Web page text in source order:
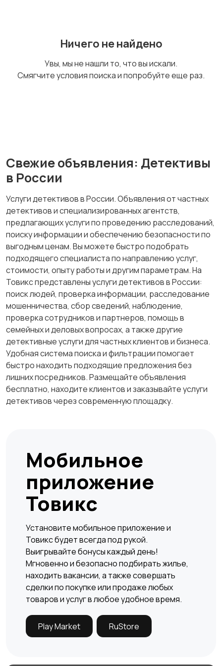
Ничего не найдено
Увы, мы не нашли то, что вы искали.
Смягчите условия поиска и попробуйте еще раз.
Свежие объявления: Детективы
в России
Услуги детективов в России. Объявления от частных
детективов и специализированных агентств,
предлагающих услуги по проведению расследований,
поиску информации и обеспечению безопасности по
выгодным ценам. Вы можете быстро подобрать
подходящего специалиста по направлению услуг,
стоимости, опыту работы и другим параметрам. На
Товикс представлены услуги детективов в России:
поиск людей, проверка информации, расследование
мошенничества, сбор сведений, наблюдение,
проверка сотрудников и партнеров, помощь в
семейных и деловых вопросах, а также другие
детективные услуги для частных клиентов и бизнеса.
Удобная система поиска и фильтрации помогает
быстро находить подходящие предложения без
лишних посредников. Размещайте объявления
бесплатно, находите клиентов и заказывайте услуги
детективов через современную площадку.
Мобильное
приложение
Товикс
Установите мобильное приложение и
Товикс будет всегда под рукой.
Выигрывайте бонусы каждый день!
Мгновенно и безопасно подбирать жилье,
находить вакансии, а также совершать
сделки по покупке или продаже любых
товаров и услуг в любое удобное время.
Play Market RuStore